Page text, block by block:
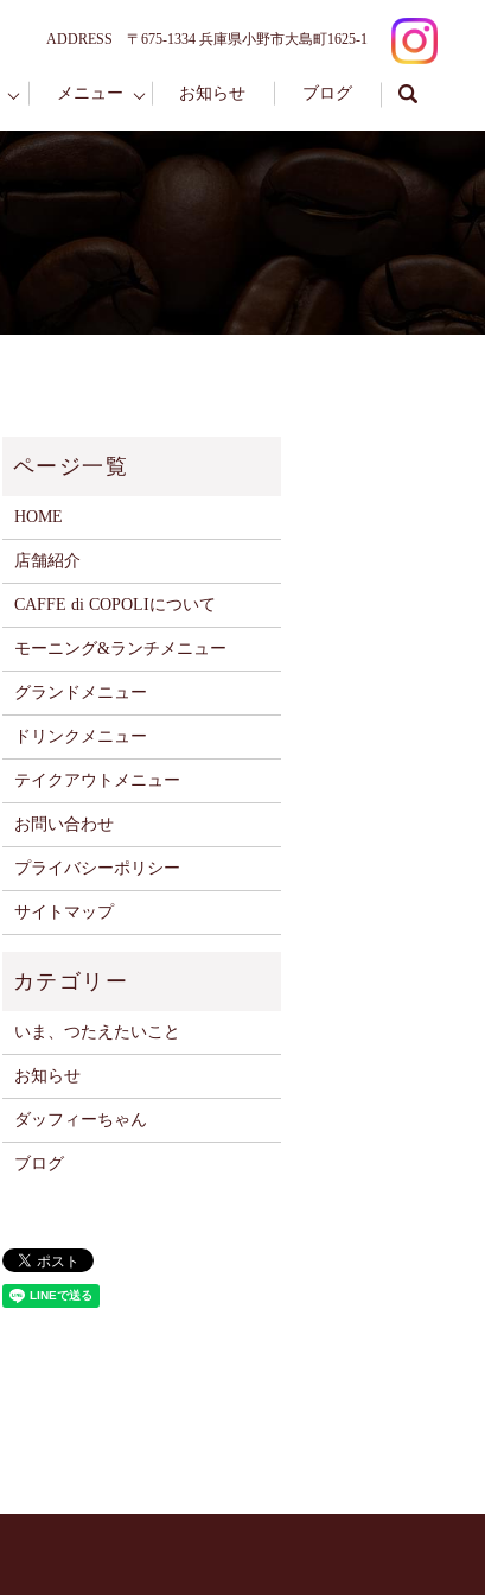
ADDRESS 〒675-1334 兵庫県小野市大島町1625-1
メニュー お知らせ ブログ
HOME
店舗紹介
CAFFE di COPOLIについて
モーニング&ランチメニュー
グランドメニュー
ドリンクメニュー
テイクアウトメニュー
お問い合わせ
プライバシーポリシー
サイトマップ
いま、つたえたいこと
お知らせ
ダッフィーちゃん
ブログ